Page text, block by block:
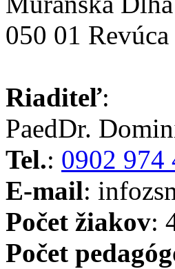
050 01 Revúca
Riaditeľ:
PaedDr.
Tel.: 0902 974
E-mail: info
Počet žiakov:
Počet